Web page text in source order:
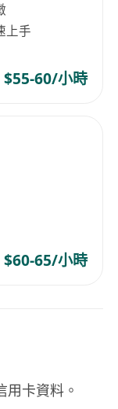
上手
$55-60/小時
$60-65/小時
卡資料。